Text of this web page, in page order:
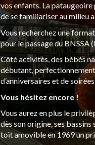
vos enfants. La
de se familiariser au milieu
Vous recherchez une
pour le passage du BNSSA
Côté activités, des bébés
débutant,
d’anniversaires et de
Vous hésitez encore !
Vous aurez en plus le
dès son origine, ses
toit amovible en 1969 un